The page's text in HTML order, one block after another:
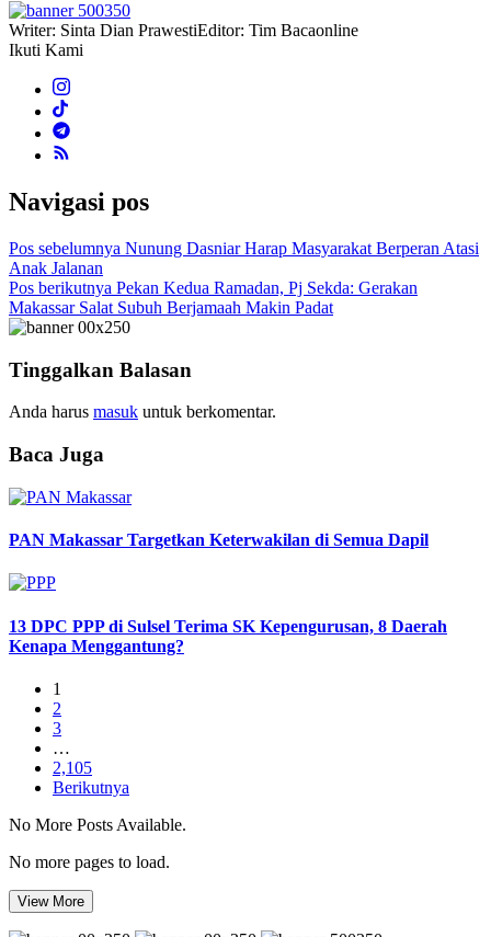
Writer: Sinta Dian PrawestiEditor: Tim Bacaonline
Ikuti Kami
Navigasi pos
Pos sebelumnya Nunung Dasniar Harap Masyarakat Berperan Atasi
Anak Jalanan
Pos berikutnya Pekan Kedua Ramadan, Pj Sekda: Gerakan
Makassar Salat Subuh Berjamaah Makin Padat
Tinggalkan Balasan
Anda harus masuk untuk berkomentar.
Baca Juga
PAN Makassar Targetkan Keterwakilan di Semua Dapil
13 DPC PPP di Sulsel Terima SK Kepengurusan, 8 Daerah
Kenapa Menggantung?
1
2
3
…
2,105
Berikutnya
No More Posts Available.
No more pages to load.
View More